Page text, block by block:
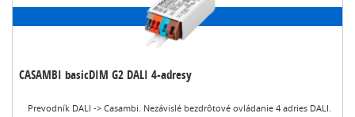
CASAMBI basicDIM G2 DALI 4-adresy
Prevodník DALI -> Casambi. Nezávislé bezdrôtové ovládanie 4 adries DALI.